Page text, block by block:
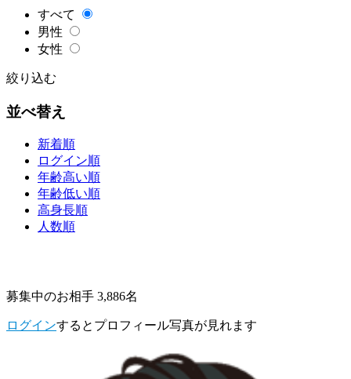
すべて
男性
女性
絞り込む
並べ替え
新着順
ログイン順
年齢高い順
年齢低い順
高身長順
人数順
募集中のお相手 3,886名
ログインするとプロフィール写真が見れます